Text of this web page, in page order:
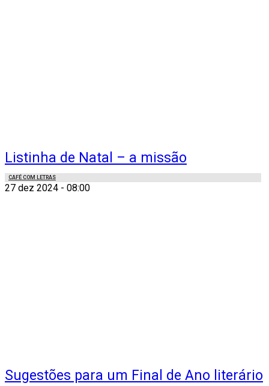
Listinha de Natal – a missão
CAFÉ COM LETRAS
27 dez 2024 - 08:00
Sugestões para um Final de Ano literário